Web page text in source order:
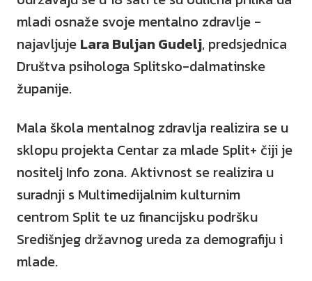
mladi osnaže svoje mentalno zdravlje -
najavljuje Lara Buljan Gudelj, predsjednica
Društva psihologa Splitsko-dalmatinske
županije.
Mala škola mentalnog zdravlja realizira se u
sklopu projekta Centar za mlade Split+ čiji je
nositelj Info zona. Aktivnost se realizira u
suradnji s Multimedijalnim kulturnim
centrom Split te uz financijsku podršku
Središnjeg državnog ureda za demografiju i
mlade.